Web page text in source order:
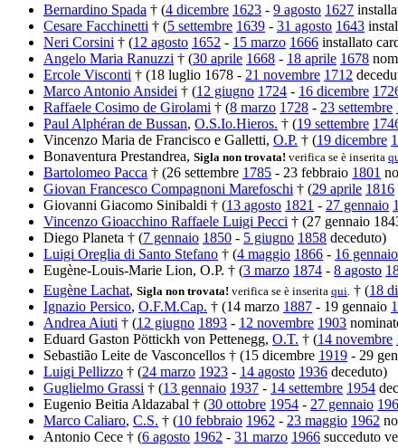
Bernardino Spada † (4 dicembre 1623 - 9 agosto 1627
Cesare Facchinetti † (5 settembre 1639 - 31 agosto 1643
Neri Corsini † (12 agosto 1652 - 15 marzo 1666 installato
Angelo Maria Ranuzzi † (30 aprile 1668 - 18 aprile 1678
Ercole Visconti † (18 luglio 1678 - 21 novembre 1712
Marco Antonio Ansidei † (12 giugno 1724 - 16 dicembre
Raffaele Cosimo de Girolami † (8 marzo 1728 - 23 settembre
Paul Alphéran de Bussan, O.S.Io.Hieros. † (19 settembre
Vincenzo Maria de Francisco e Galletti, O.P. † (19 dicembre
Bonaventura Prestandrea, Sigla non trovata! verifica se è inserita
Bartolomeo Pacca † (26 settembre 1785 - 23 febbraio 1801
Giovan Francesco Compagnoni Marefoschi † (29 aprile 1816
Giovanni Giacomo Sinibaldi † (13 agosto 1821 - 27 gennaio
Vincenzo Gioacchino Raffaele Luigi Pecci † (27 gennaio
Diego Planeta † (7 gennaio 1850 - 5 giugno 1858 deceduto)
Luigi Oreglia di Santo Stefano † (4 maggio 1866 - 16 gennaio
Eugène-Louis-Marie Lion, O.P. † (3 marzo 1874 - 8 agosto
Eugène Lachat, Sigla non trovata! verifica se è inserita qui. † (18
Ignazio Persico, O.F.M.Cap. † (14 marzo 1887 - 19 gennaio
Andrea Aiuti † (12 giugno 1893 - 12 novembre 1903
Eduard Gaston Pöttickh von Pettenegg, O.T. † (14 novembre
Sebastião Leite de Vasconcellos † (15 dicembre 1919 - 29
Luigi Pellizzo † (24 marzo 1923 - 14 agosto 1936 deceduto)
Guglielmo Grassi † (13 gennaio 1937 - 14 settembre 1954
Eugenio Beitia Aldazabal † (30 ottobre 1954 - 27 gennaio
Marco Caliaro, C.S. † (10 febbraio 1962 - 23 maggio 1962
Antonio Cece † (6 agosto 1962 - 31 marzo 1966 succeduto